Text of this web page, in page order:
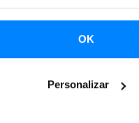
OK
Personalizar